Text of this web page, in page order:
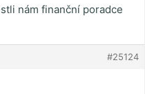
nám finanční poradce
#25124